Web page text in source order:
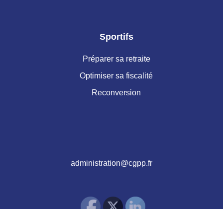
Sportifs
Préparer sa retraite
Optimiser sa fiscalité
Reconversion
administration@cgpp.fr